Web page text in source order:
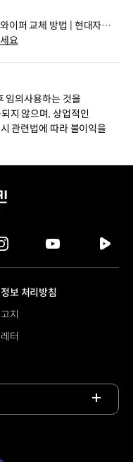
이퍼 교체 방법 | 현대자동
요
임의사용하는 것을
지 않으며, 상업적인
관련법에 따라 불이익을
instagram
tv
보 처리방침
지
터